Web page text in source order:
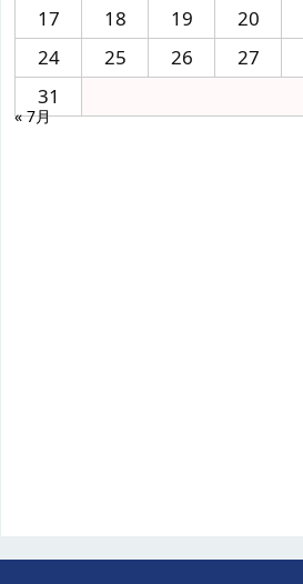
17
18 19 20
24
25 26 27
31
« 7月